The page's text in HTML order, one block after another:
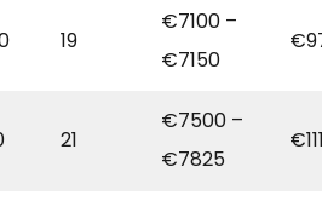
19
€7100 –
€7150
21
€7500 –
€7825